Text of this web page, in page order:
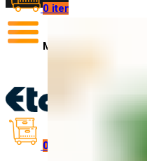
0 items
Меню
0